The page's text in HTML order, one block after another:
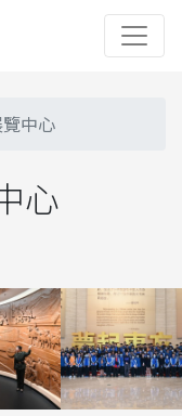
中心
心